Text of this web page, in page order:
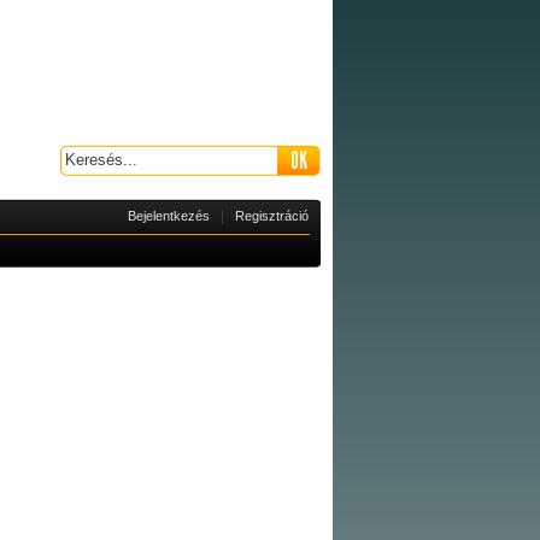
Bejelentkezés Regisztráció